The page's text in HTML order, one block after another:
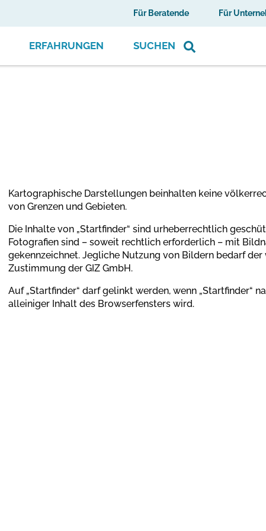
Für Beratende Für
ERFAHRUNGEN SUCHEN
Kartographische Darstellungen beinhalten keine
von Grenzen und Gebieten.
Die Inhalte von „Startfinder“ sind urheberrechtlich
Fotografien sind – soweit rechtlich erforderlich – mit
gekennzeichnet. Jegliche Nutzung von Bildern bedarf der
Zustimmung der GIZ GmbH.
Auf „Startfinder“ darf gelinkt werden, wenn „Startfinder“
alleiniger Inhalt des Browserfensters wird.